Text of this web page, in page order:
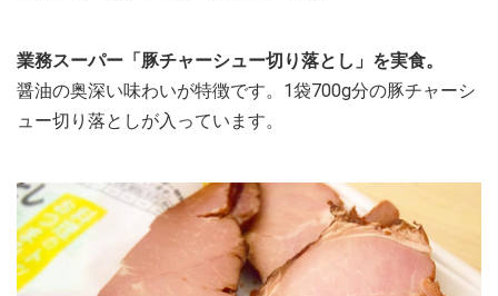
業務スーパー「豚チャーシュー切り落とし」を実食。
醤油の奥深い味わいが特徴です。1袋700g分の豚チャーシ
ュー切り落としが入っています。